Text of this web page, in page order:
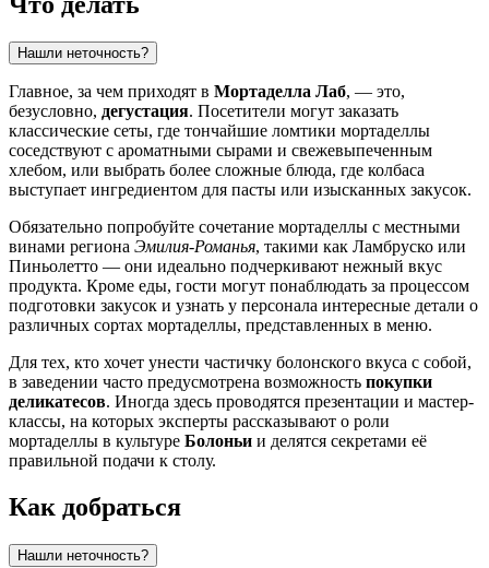
Нашли неточность?
Главное, за чем приходят в Мортаделла Лаб, — это,
безусловно, дегустация. Посетители могут заказать
классические сеты, где тончайшие ломтики мортаделлы
соседствуют с ароматными сырами и свежевыпеченным
хлебом, или выбрать более сложные блюда, где колбаса
выступает ингредиентом для пасты или изысканных закусок.
Обязательно попробуйте сочетание мортаделлы с местными
винами региона Эмилия-Романья, такими как Ламбруско или
Пиньолетто — они идеально подчеркивают нежный вкус
продукта. Кроме еды, гости могут понаблюдать за процессом
подготовки закусок и узнать у персонала интересные детали о
различных сортах мортаделлы, представленных в меню.
Для тех, кто хочет унести частичку болонского вкуса с собой,
в заведении часто предусмотрена возможность покупки
деликатесов. Иногда здесь проводятся презентации и мастер-
классы, на которых эксперты рассказывают о роли
мортаделлы в культуре Болоньи и делятся секретами её
правильной подачи к столу.
Как добраться
Нашли неточность?